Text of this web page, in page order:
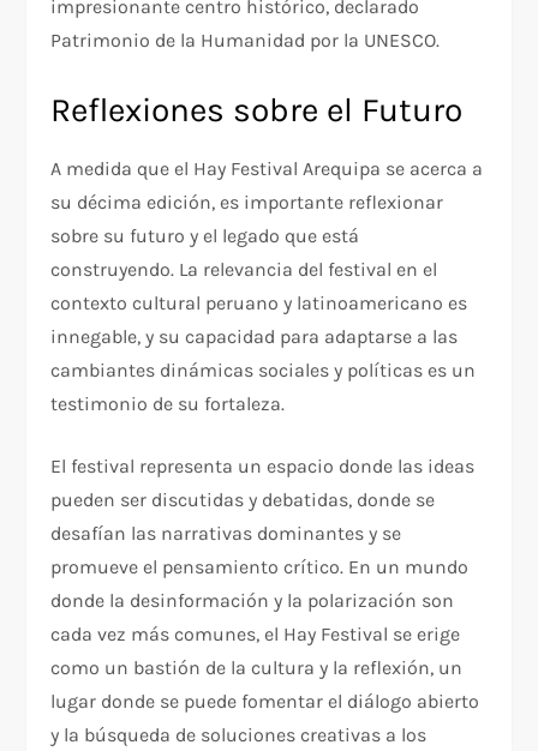
impresionante centro histórico, declarado
Patrimonio de la Humanidad por la UNESCO.
Reflexiones sobre el Futuro
A medida que el Hay Festival Arequipa se acerca a
su décima edición, es importante reflexionar
sobre su futuro y el legado que está
construyendo. La relevancia del festival en el
contexto cultural peruano y latinoamericano es
innegable, y su capacidad para adaptarse a las
cambiantes dinámicas sociales y políticas es un
testimonio de su fortaleza.
El festival representa un espacio donde las ideas
pueden ser discutidas y debatidas, donde se
desafían las narrativas dominantes y se
promueve el pensamiento crítico. En un mundo
donde la desinformación y la polarización son
cada vez más comunes, el Hay Festival se erige
como un bastión de la cultura y la reflexión, un
lugar donde se puede fomentar el diálogo abierto
y la búsqueda de soluciones creativas a los